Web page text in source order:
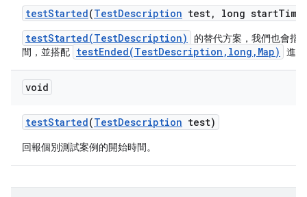
testStarted(TestDescription test, long start
testStarted(TestDescription)
的替代方案，我們也會指
間，並搭配 testEnded(TestDescription,long,Map) 進
void
testStarted(TestDescription test)
回報個別測試案例的開始時間。